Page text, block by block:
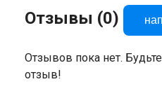
Отзывы (0)
Отзывов пока нет.
отзыв!